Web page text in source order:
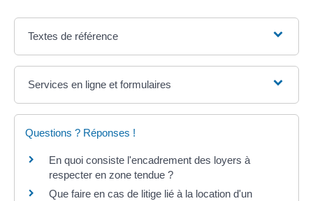
Textes de référence
Services en ligne et formulaires
Questions ? Réponses !
En quoi consiste l'encadrement des loyers à
respecter en zone tendue ?
Que faire en cas de litige lié à la location d'un